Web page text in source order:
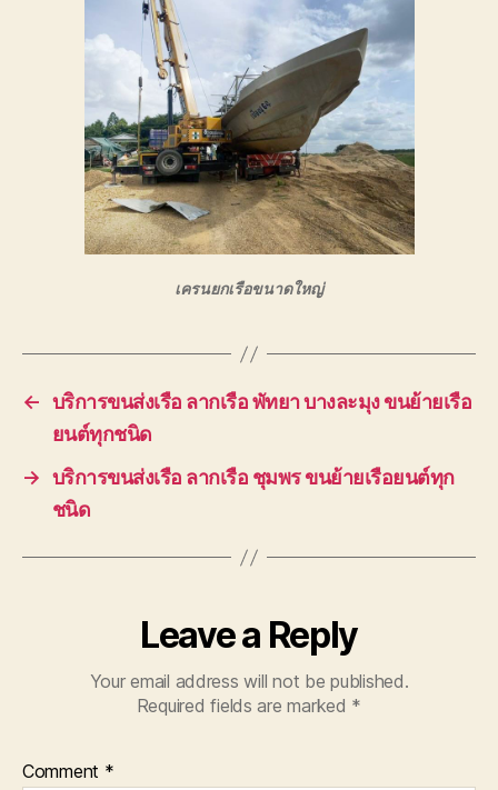
เครนยกเรือขนาดใหญ่
← บริการขนส่งเรือ ลากเรือ พัทยา บางละมุง ขนย้ายเรือ
ยนต์ทุกชนิด
→ บริการขนส่งเรือ ลากเรือ ชุมพร ขนย้ายเรือยนต์ทุก
ชนิด
Leave a Reply
Your email address will not be published.
Required fields are marked *
Comment *